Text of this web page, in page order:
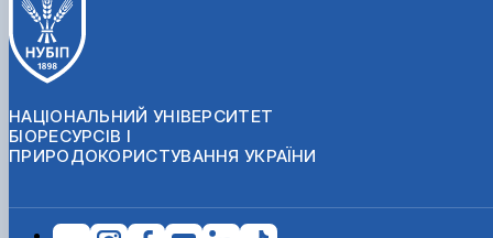
НАЦІОНАЛЬНИЙ УНІВЕРСИТЕТ
БІОРЕСУРСІВ І
ПРИРОДОКОРИСТУВАННЯ УКРАЇНИ